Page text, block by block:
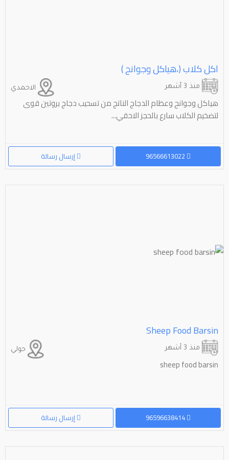
اكل كلاب (،هياكل وجوانح )
الاحمدي منذ 3 أشهر
هياكل وجوانح وعظام الدجاج الناتج من تسحيب دجاج بروتين قوى
لتضخيم الكلاب سارع بالحجز الاحقي...
إرسال رسالة
Sheep Food Barsin
حولي منذ 3 أشهر
sheep food barsin
إرسال رسالة